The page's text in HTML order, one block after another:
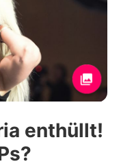
enthüllt!